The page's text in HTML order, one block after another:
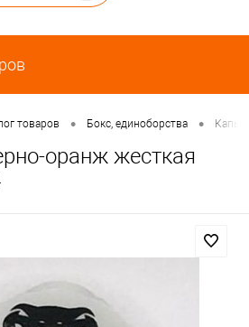
товаров • Бокс, единоборства • Капы
оранж жесткая